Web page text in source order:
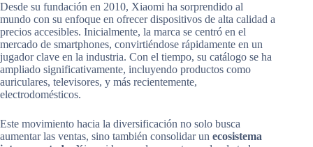
Desde su fundación en 2010, Xiaomi ha sorprendido al
mundo con su enfoque en ofrecer dispositivos de alta calidad a
precios accesibles. Inicialmente, la marca se centró en el
mercado de smartphones, convirtiéndose rápidamente en un
jugador clave en la industria. Con el tiempo, su catálogo se ha
ampliado significativamente, incluyendo productos como
auriculares, televisores, y más recientemente,
electrodomésticos.
Este movimiento hacia la diversificación no solo busca
aumentar las ventas, sino también consolidar un ecosistema